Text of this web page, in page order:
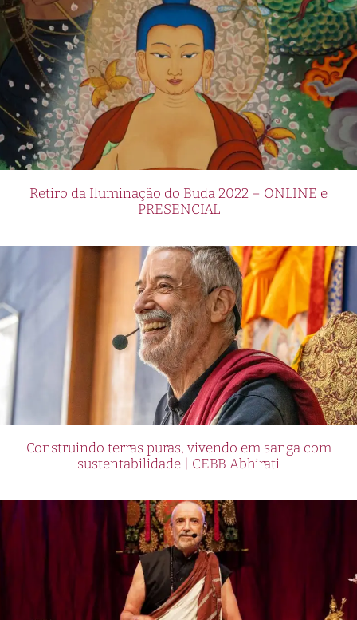
Retiro da Iluminação do Buda 2022 – ONLINE e
PRESENCIAL
Construindo terras puras, vivendo em sanga com
sustentabilidade | CEBB Abhirati